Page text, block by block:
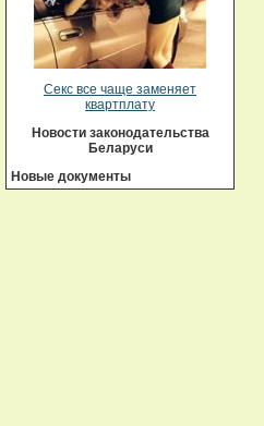
Секс все чаще заменяет
квартплату
Новости законодательства
Беларуси
Новые документы